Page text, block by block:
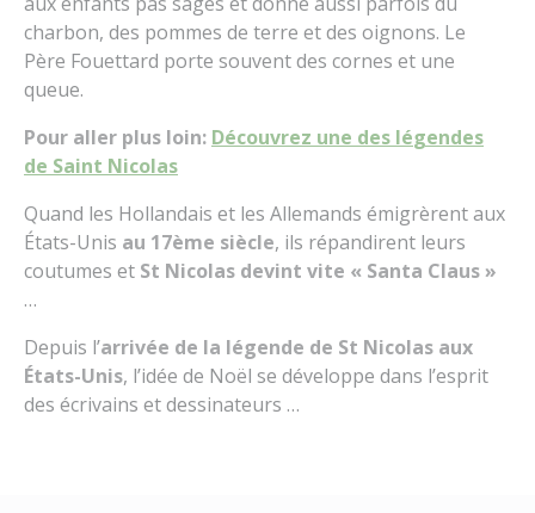
charbon, des pommes de terre et des oignons. Le
Père Fouettard porte souvent des cornes et une
queue.
Pour aller plus loin: Découvrez une des légendes
de Saint Nicolas
Quand les Hollandais et les Allemands émigrèrent aux
États-Unis au 17ème siècle, ils répandirent leurs
coutumes et St Nicolas devint vite « Santa Claus »
…
Depuis l’arrivée de la légende de St Nicolas aux
États-Unis, l’idée de Noël se développe dans l’esprit
des écrivains et dessinateurs …